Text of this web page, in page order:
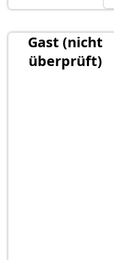
Gast (nicht
überprüft)